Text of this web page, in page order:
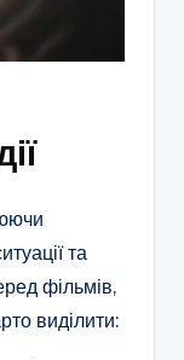
та
фільмів,
виділити: